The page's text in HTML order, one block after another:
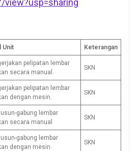
view?usp=sharing
Unit Keterangan
pelipatan lembar
secara manual.
SKN
pelipatan lembar
dengan mesin.
SKN
gabung lembar
secara manual
SKN
gabung lembar
dengan mesin.
SKN